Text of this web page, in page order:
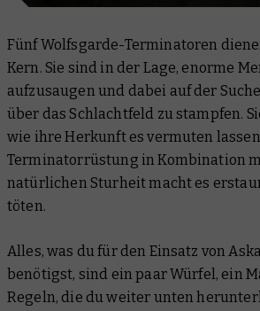
Fünf Wolfsgarde-Terminatoren
Kern. Sie sind in der Lage, enorme
aufzusaugen und dabei auf der
über das Schlachtfeld zu stampfen.
wie ihre Herkunft es vermuten
Terminatorrüstung in Kombination
natürlichen Sturheit macht es
töten.
Alles, was du für den Einsatz von
benötigst, sind ein paar Würfel, ein
Regeln, die du weiter unten